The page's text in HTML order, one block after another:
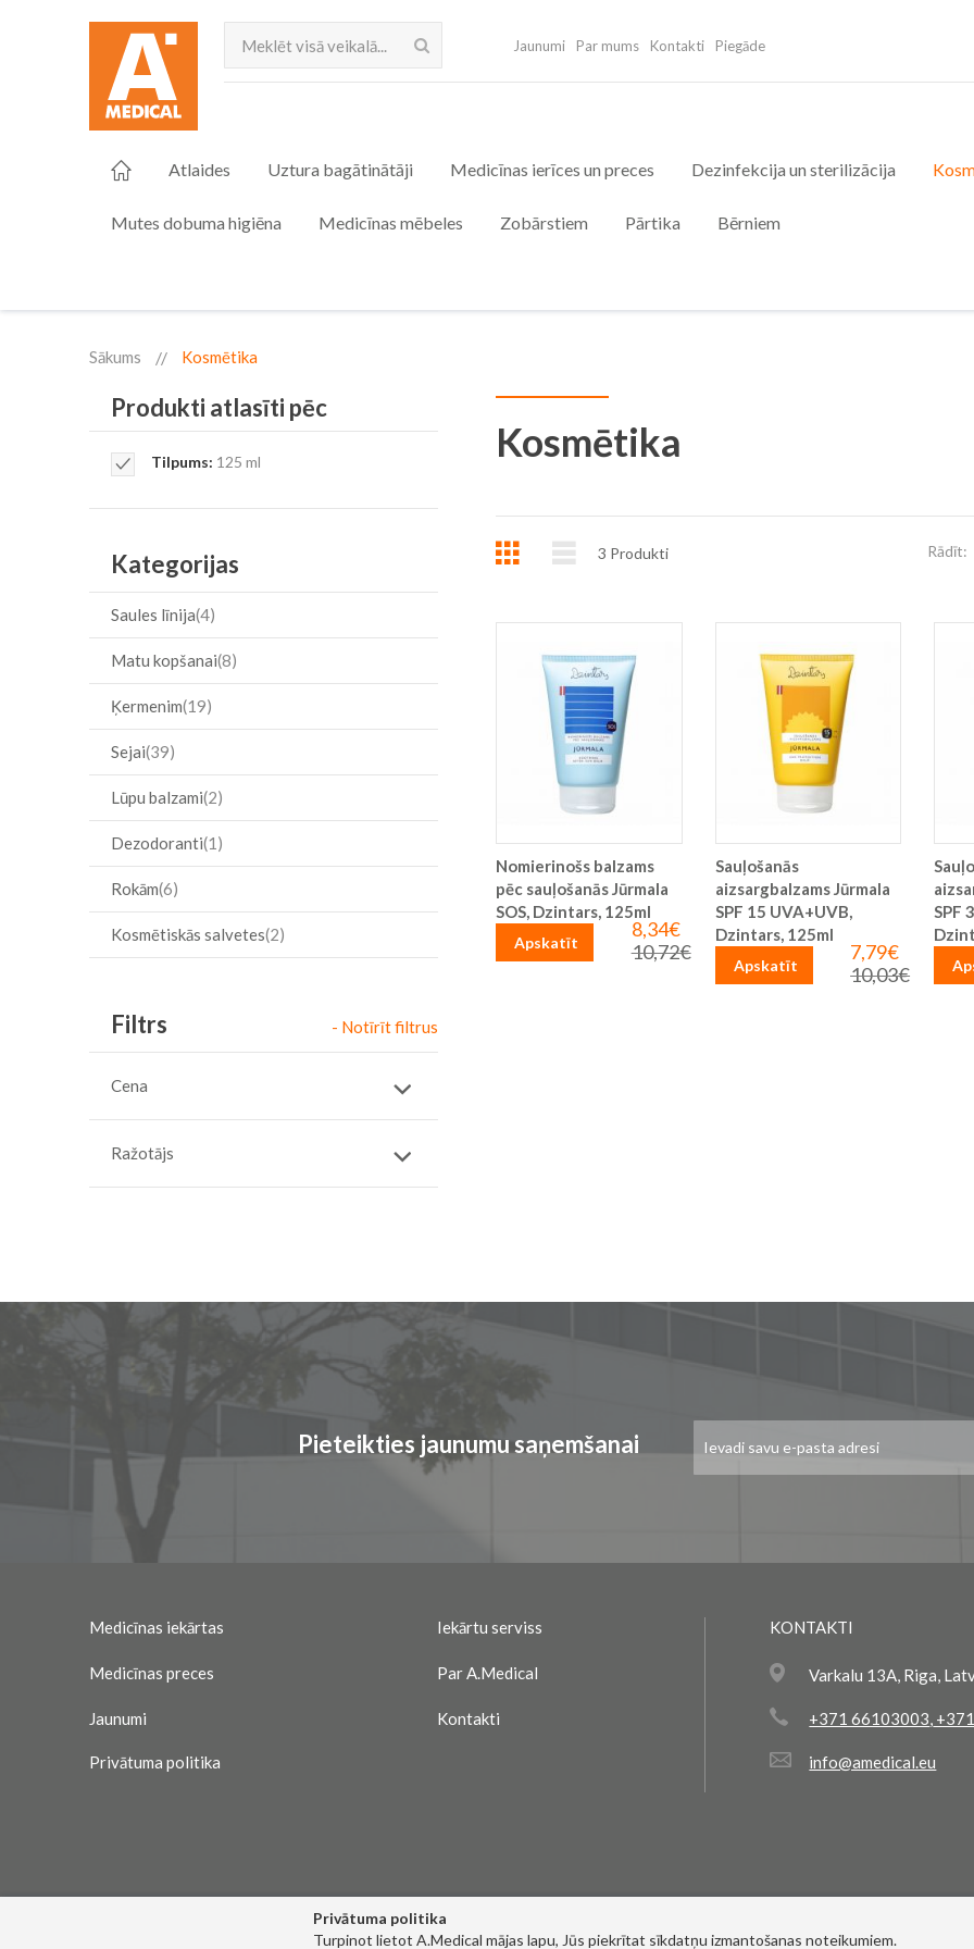
Privātuma politika
Turpinot lietot A.Medical mājas lapu, Jūs piekrītat sīkdatņu izmantošanas noteikumiem.
Meklēt
Jaunumi Par mums Kontakti Piegāde
Atlaides Uztura bagātinātāji Medicīnas ierīces un preces Dezinfekcija un sterilizācija
Mutes dobuma higiēna Medicīnas mēbeles Zobārstiem Pārtika Bērniem
Sākums Kosmētika
Kosmētika
Režģis Saraksts
3 Produkti Rādīt:
Nomierinošs balzams
pēc sauļošanās Jūrmala
SOS, Dzintars, 125ml
Īpaša
cena
8,34€
Parastā
cena
10,72€
Apskatīt
Sauļošanās
aizsargbalzams Jūrmala
SPF 15 UVA+UVB,
Dzintars, 125ml
Īpaša
cena
7,79€
Parastā
cena
10,03€
Apskatīt
SPF
Produkti atlasīti pēc
Tilpums 125 ml
Remove
Item
Kategorijas
Saules līnija 4
Matu kopšanai 8
Ķermenim 19
Sejai 39
Lūpu balzami 2
Dezodoranti 1
Rokām 6
Kosmētiskās salvetes 2
Filtrs - Notīrīt filtrus
Cena
Ražotājs
Pieteikties jaunumu saņemšanai
jaunumu
Medicīnas iekārtas Iekārtu serviss
Medicīnas preces Par A.Medical
Jaunumi Kontakti
Privātuma politika
KONTAKTI
Varkalu 13A, Riga,
+371 66103003,
info@amedical.eu